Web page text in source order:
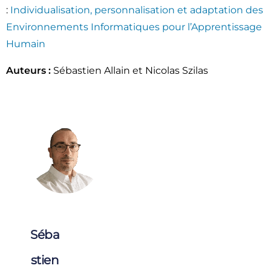
: Individualisation, personnalisation et adaptation des
Environnements Informatiques pour l’Apprentissage
Humain
Auteurs : Sébastien Allain et Nicolas Szilas
Séba
stien